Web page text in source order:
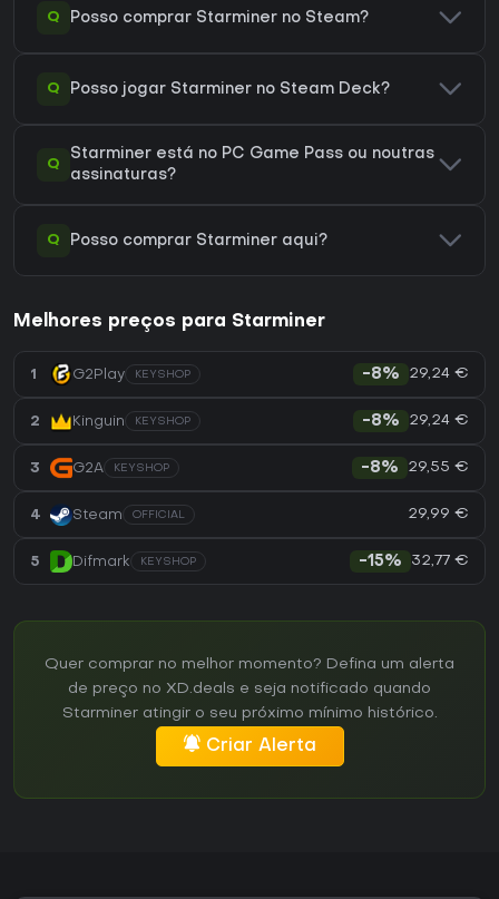
Q Posso comprar Starminer no Steam?
Q Posso jogar Starminer no Steam Deck?
Q
Starminer está no PC Game Pass ou noutras
assinaturas?
Q Posso comprar Starminer aqui?
Melhores preços para Starminer
1 G2Play KEYSHOP -8% 29,24 €
2 Kinguin KEYSHOP -8% 29,24 €
3 G2A KEYSHOP -8% 29,55 €
4 Steam OFFICIAL 29,99 €
5 Difmark KEYSHOP -15% 32,77 €
Quer comprar no melhor momento? Defina um alerta
de preço no XD.deals e seja notificado quando
Starminer atingir o seu próximo mínimo histórico.
Criar Alerta